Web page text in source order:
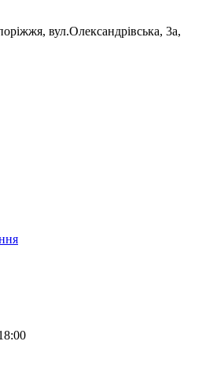
вул.Олександрівська, 3а,